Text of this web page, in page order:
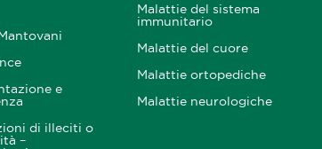
e
di illeciti o
–
Malattie del sistema
immunitario
Malattie del cuore
Malattie ortopediche
Malattie neurologiche